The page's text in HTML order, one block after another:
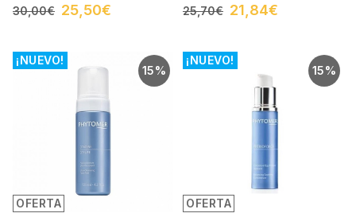
30,00€ 25,50€ 25,70€ 21,84€
15%
OFERTA
¡NUEVO!
15%
OFERTA
¡NUEVO!